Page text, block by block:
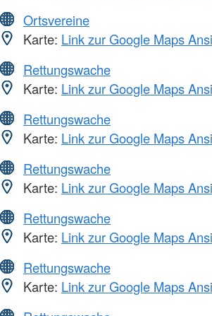
Ortsvereine
Karte: Link zur Google Maps
Rettungswache
Karte: Link zur Google Maps
Rettungswache
Karte: Link zur Google Maps
Rettungswache
Karte: Link zur Google Maps
Rettungswache
Karte: Link zur Google Maps
Rettungswache
Karte: Link zur Google Maps